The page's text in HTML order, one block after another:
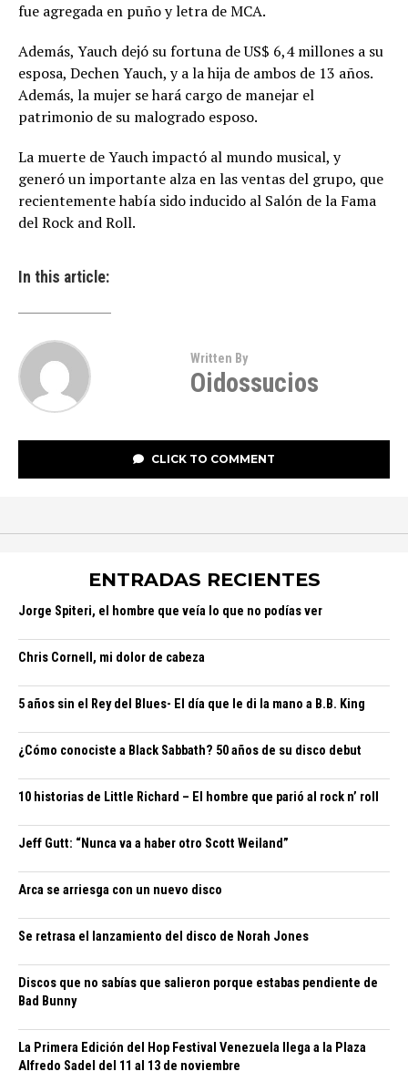
fue agregada en puño y letra de MCA.
Además, Yauch dejó su fortuna de US$ 6,4 millones a su
esposa, Dechen Yauch, y a la hija de ambos de 13 años.
Además, la mujer se hará cargo de manejar el
patrimonio de su malogrado esposo.
La muerte de Yauch impactó al mundo musical, y
generó un importante alza en las ventas del grupo, que
recientemente había sido inducido al Salón de la Fama
del Rock and Roll.
In this article:
Written By
Oidossucios
CLICK TO COMMENT
ENTRADAS RECIENTES
Jorge Spiteri, el hombre que veía lo que no podías ver
Chris Cornell, mi dolor de cabeza
5 años sin el Rey del Blues- El día que le di la mano a B.B. King
¿Cómo conociste a Black Sabbath? 50 años de su disco debut
10 historias de Little Richard – El hombre que parió al rock n’ roll
Jeff Gutt: “Nunca va a haber otro Scott Weiland”
Arca se arriesga con un nuevo disco
Se retrasa el lanzamiento del disco de Norah Jones
Discos que no sabías que salieron porque estabas pendiente de
Bad Bunny
La Primera Edición del Hop Festival Venezuela llega a la Plaza
Alfredo Sadel del 11 al 13 de noviembre